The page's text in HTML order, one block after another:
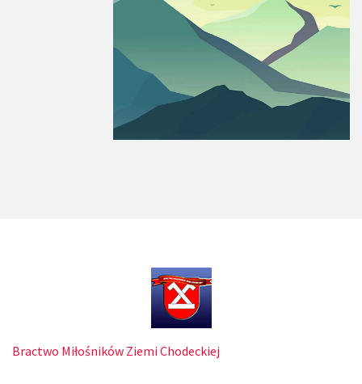
Bractwo Miłośników Ziemi Chodeckiej